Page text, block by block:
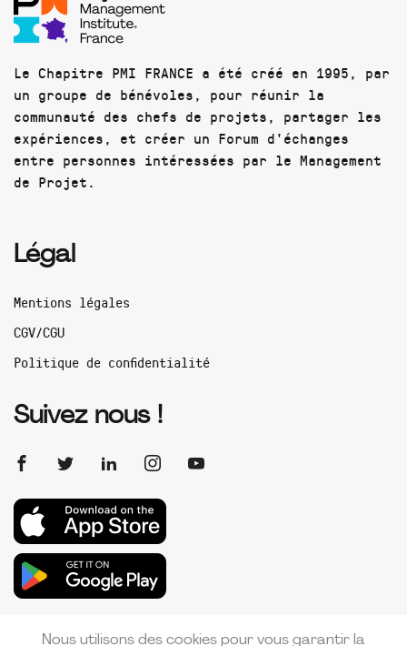
Le Chapitre PMI FRANCE a été créé en 1995, par
un groupe de bénévoles, pour réunir la
communauté des chefs de projets, partager les
expériences, et créer un Forum d'échanges
entre personnes intéressées par le Management
de Projet.
Légal
Mentions légales
CGV/CGU
Politique de confidentialité
Suivez nous !
Nous utilisons des cookies pour vous garantir la